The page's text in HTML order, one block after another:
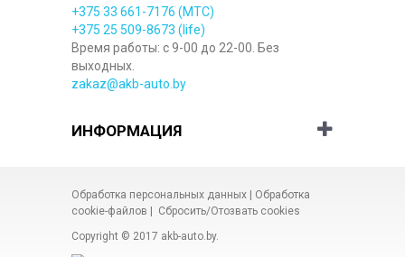
+375 33 661-7176 (МТС)
+375 25 509-8673 (life)
Время работы: с 9-00 до 22-00. Без
выходных.
zakaz@akb-auto.by
ИНФОРМАЦИЯ
Обработка персональных данных
Обработка
cookie-файлов
Сбросить/Отозвать cookies
Copyright © 2017 akb-auto.by.